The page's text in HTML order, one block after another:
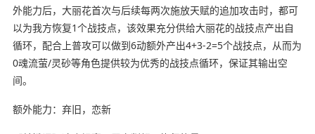
外能力后，大丽花首次与后续每两次施放天赋的追加攻击时，都可
以为我方恢复1个战技点，该效果充分供给大丽花的战技点产出自
循环，配合上普攻可以做到6动额外产出4+3-2=5个战技点，从而为
0魂流萤/灵砂等角色提供较为优秀的战技点循环，保证其输出空
间。
额外能力：弃旧，恋新